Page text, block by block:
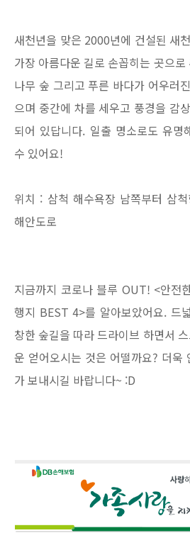
새천년을 맞은 2000년에 건설된 새
가장 아름다운 길로 손꼽히는 곳으
나무 숲 그리고 푸른 바다가 어우러
으며 중간에 차를 세우고 풍경을 감
되어 있답니다. 일출 명소로도 유명
수 있어요!
위치 : 삼척 해수욕장 남쪽부터 삼
해안도로
지금까지 코로나 블루 OUT! <안전
행지 BEST 4>를 알아보았어요. 드
창한 숲길을 따라 드라이브 하면서
운 얻어오시는 것은 어떨까요? 더욱
가 보내시길 바랍니다~ :D